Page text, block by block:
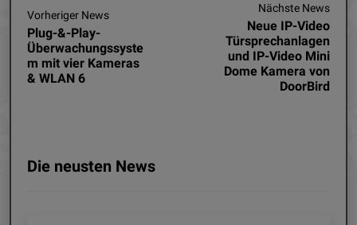
Vorheriger News
Plug-&-Play-
Überwachungssyste
m mit vier Kameras
& WLAN 6
Nächste News
Neue IP-Video
Türsprechanlagen
und IP-Video Mini
Dome Kamera von
DoorBird
Die neusten News